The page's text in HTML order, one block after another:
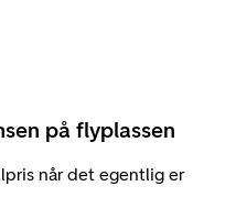
på flyplassen
når det egentlig er